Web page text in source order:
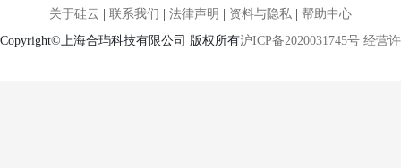
关于硅云 | 联系我们 | 法律声明 | 资料与隐私 | 帮助中心
Copyright©上海合玙科技有限公司 版权所有沪ICP备2020031745号 经营